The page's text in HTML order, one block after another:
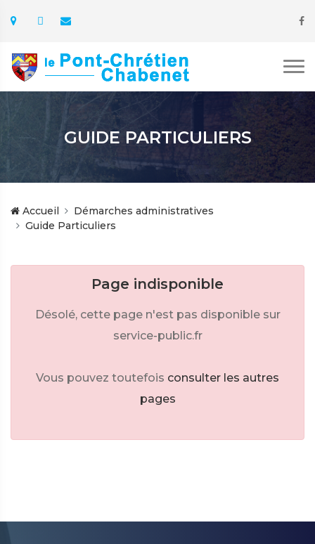
GUIDE PARTICULIERS
Accueil
Démarches administratives
Guide Particuliers
Page indisponible
Désolé, cette page n'est pas disponible sur
service-public.fr
Vous pouvez toutefois consulter les autres
pages